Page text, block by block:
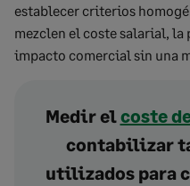
establecer criterios
mezclen el coste salarial,
impacto comercial sin una
Medir elcoste
contabilizar
utilizados para